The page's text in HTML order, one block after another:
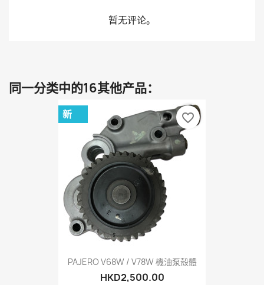
暂无评论。
同一分类中的16其他产品：
PAJERO V68W / V78W 機油泵殼體
HKD2,500.00
新 favorite_border